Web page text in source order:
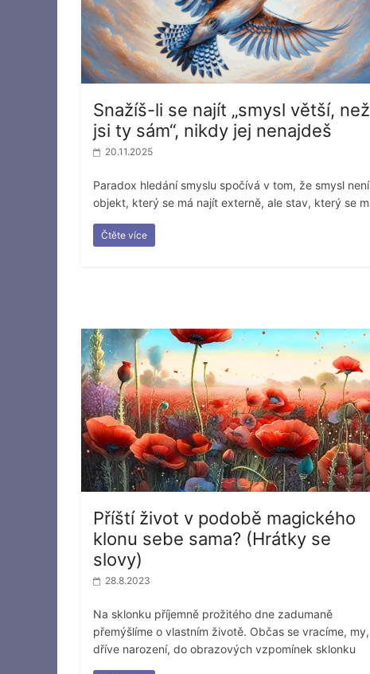
Snažíš-li se najít „smysl větší, než
jsi ty sám“, nikdy jej nenajdeš
20.11.2025
Paradox hledání smyslu spočívá v tom, že smysl není
objekt, který se má najít externě, ale stav, který se
Čtěte více
Příští život v podobě magického
klonu sebe sama? (Hrátky se
slovy)
28.8.2023
Na sklonku příjemně prožitého dne zadumaně
přemýšlíme o vlastním životě. Občas se vracíme, my,
dříve narození, do obrazových vzpomínek sklonku